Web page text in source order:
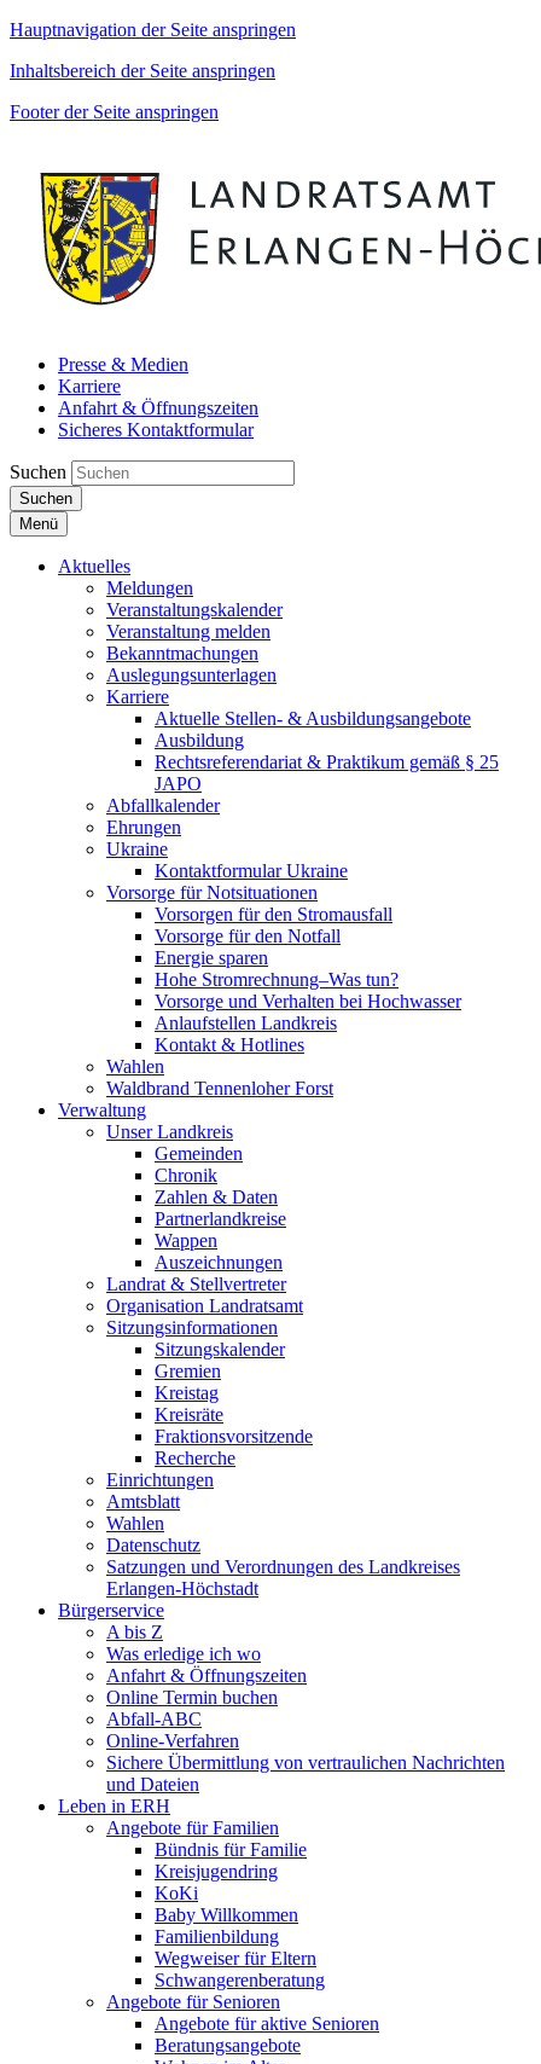
Hauptnavigation der Seite anspringen
Inhaltsbereich der Seite anspringen
Footer der Seite anspringen
Presse & Medien
Karriere
Anfahrt & Öffnungszeiten
Sicheres Kontaktformular
Suchen
Suchen
Menü
Aktuelles
Meldungen
Veranstaltungskalender
Veranstaltung melden
Bekanntmachungen
Auslegungsunterlagen
Karriere
Aktuelle Stellen- & Ausbildungsangebote
Ausbildung
Rechtsreferendariat & Praktikum gemäß § 25
JAPO
Abfallkalender
Ehrungen
Ukraine
Kontaktformular Ukraine
Vorsorge für Notsituationen
Vorsorgen für den Stromausfall
Vorsorge für den Notfall
Energie sparen
Hohe Stromrechnung–Was tun?
Vorsorge und Verhalten bei Hochwasser
Anlaufstellen Landkreis
Kontakt & Hotlines
Wahlen
Waldbrand Tennenloher Forst
Verwaltung
Unser Landkreis
Gemeinden
Chronik
Zahlen & Daten
Partnerlandkreise
Wappen
Auszeichnungen
Landrat & Stellvertreter
Organisation Landratsamt
Sitzungsinformationen
Sitzungskalender
Gremien
Kreistag
Kreisräte
Fraktionsvorsitzende
Recherche
Einrichtungen
Amtsblatt
Wahlen
Datenschutz
Satzungen und Verordnungen des Landkreises
Erlangen-Höchstadt
Bürgerservice
A bis Z
Was erledige ich wo
Anfahrt & Öffnungszeiten
Online Termin buchen
Abfall-ABC
Online-Verfahren
Sichere Übermittlung von vertraulichen Nachrichten
und Dateien
Leben in ERH
Angebote für Familien
Bündnis für Familie
Kreisjugendring
KoKi
Baby Willkommen
Familienbildung
Wegweiser für Eltern
Schwangerenberatung
Angebote für Senioren
Angebote für aktive Senioren
Beratungsangebote